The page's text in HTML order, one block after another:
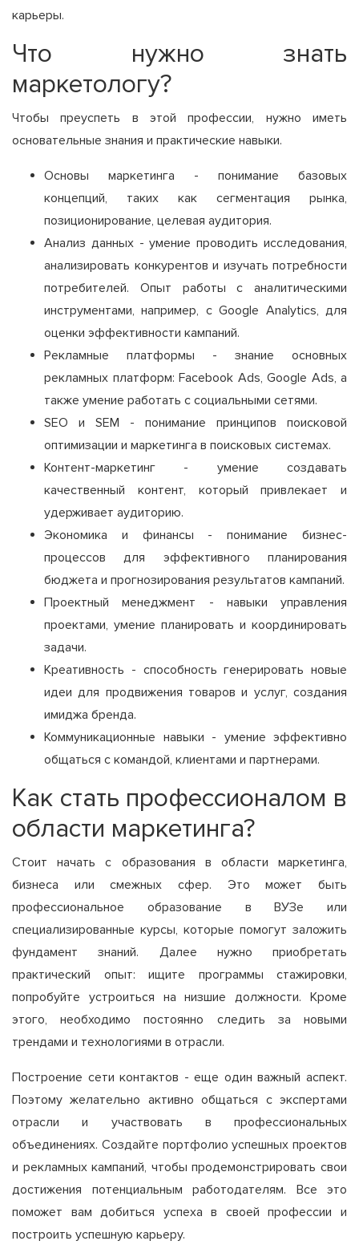
карьеры.
Что нужно знать
маркетологу?
Чтобы преуспеть в этой профессии, нужно иметь
основательные знания и практические навыки.
Основы маркетинга - понимание базовых
концепций, таких как сегментация рынка,
позиционирование, целевая аудитория.
Анализ данных - умение проводить исследования,
анализировать конкурентов и изучать потребности
потребителей. Опыт работы с аналитическими
инструментами, например, с Google Analytics, для
оценки эффективности кампаний.
Рекламные платформы - знание основных
рекламных платформ: Facebook Ads, Google Ads, а
также умение работать с социальными сетями.
SEO и SEM - понимание принципов поисковой
оптимизации и маркетинга в поисковых системах.
Контент-маркетинг - умение создавать
качественный контент, который привлекает и
удерживает аудиторию.
Экономика и финансы - понимание бизнес-
процессов для эффективного планирования
бюджета и прогнозирования результатов кампаний.
Проектный менеджмент - навыки управления
проектами, умение планировать и координировать
задачи.
Креативность - способность генерировать новые
идеи для продвижения товаров и услуг, создания
имиджа бренда.
Коммуникационные навыки - умение эффективно
общаться с командой, клиентами и партнерами.
Как стать профессионалом в
области маркетинга?
Стоит начать с образования в области маркетинга,
бизнеса или смежных сфер. Это может быть
профессиональное образование в ВУЗе или
специализированные курсы, которые помогут заложить
фундамент знаний. Далее нужно приобретать
практический опыт: ищите программы стажировки,
попробуйте устроиться на низшие должности. Кроме
этого, необходимо постоянно следить за новыми
трендами и технологиями в отрасли.
Построение сети контактов - еще один важный аспект.
Поэтому желательно активно общаться с экспертами
отрасли и участвовать в профессиональных
объединениях. Создайте портфолио успешных проектов
и рекламных кампаний, чтобы продемонстрировать свои
достижения потенциальным работодателям. Все это
поможет вам добиться успеха в своей профессии и
построить успешную карьеру.